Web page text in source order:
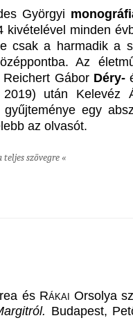
Györgyi
minden
csak a harmadik a
Az
Gábor Déry-
után Kelevéz
egy
az olvasót.
teljes szövegre «
és Rákai Orsolya
Budapest,